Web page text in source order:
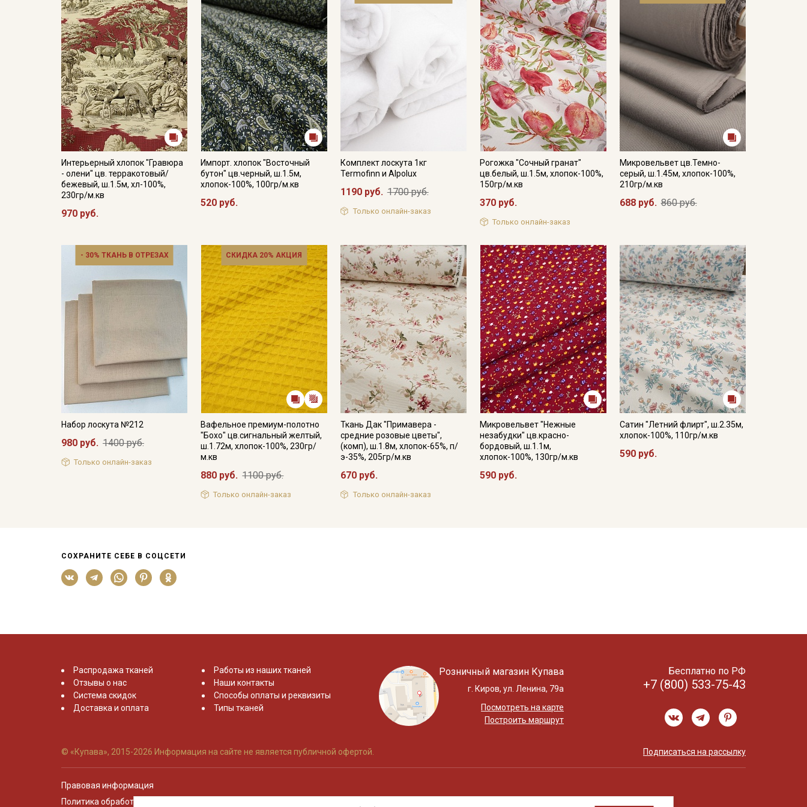
Интерьерный хлопок "Гравюра
- олени" цв. терракотовый/
бежевый, ш.1.5м, хл-100%,
230гр/м.кв
970 руб.
Импорт. хлопок "Восточный
бутон" цв.черный, ш.1.5м,
хлопок-100%, 100гр/м.кв
520 руб.
Комплект лоскута 1кг
Termofinn и Alpolux
1190 руб. 1700 руб.
Только онлайн-заказ
Рогожка "Сочный гранат"
цв.белый, ш.1.5м, хлопок-100%,
150гр/м.кв
370 руб.
Только онлайн-заказ
Микровельвет цв.Темно-
серый, ш.1.45м, хлопок-100%,
210гр/м.кв
688 руб. 860 руб.
- 30% ТКАНЬ В ОТРЕЗАХ
Набор лоскута №212
980 руб. 1400 руб.
Только онлайн-заказ
СКИДКА 20% АКЦИЯ
Вафельное премиум-полотно
"Бохо" цв.сигнальный желтый,
ш.1.72м, хлопок-100%, 230гр/
м.кв
880 руб. 1100 руб.
Только онлайн-заказ
Ткань Дак "Примавера -
средние розовые цветы",
(комп), ш.1.8м, хлопок-65%, п/
э-35%, 205гр/м.кв
670 руб.
Только онлайн-заказ
Микровельвет "Нежные
незабудки" цв.красно-
бордовый, ш.1.1м,
хлопок-100%, 130гр/м.кв
590 руб.
Сатин "Летний флирт", ш.2.35м,
хлопок-100%, 110гр/м.кв
590 руб.
СОХРАНИТЕ СЕБЕ В СОЦСЕТИ
Распродажа тканей
Отзывы о нас
Система скидок
Доставка и оплата
Работы из наших тканей
Наши контакты
Способы оплаты и реквизиты
Типы тканей
Розничный магазин Купава
г. Киров, ул. Ленина, 79а
Посмотреть на карте
Построить маршрут
Бесплатно по РФ
+7 (800) 533-75-43
© «Купава», 2015-2026 Информация на сайте не является публичной офертой. Подписаться на рассылку
Правовая информация
Политика обработки персональных данных
Электронная почта
Подписаться
Ознакомлен(а) с Политикой обработки персональных
данных
и даю
Согласие на обработку персональных
данных
ДаюСогласие на получение рекламных и
информационных рассылок